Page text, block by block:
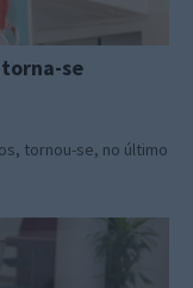
se
tornou-se, no último